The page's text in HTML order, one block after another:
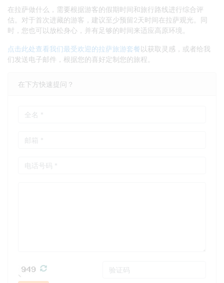
在拉萨做什么，需要根据游客的假期时间和旅行路线进行综合评
估。对于首次进藏的游客，建议至少预留2天时间在拉萨观光。同
时，您也可以放松身心，并有足够的时间来适应高原环境。
点击此处查看我们最受欢迎的拉萨旅游套餐以获取灵感，或者给我
们发送电子邮件，根据您的喜好定制您的旅程。
在下方快速提问？